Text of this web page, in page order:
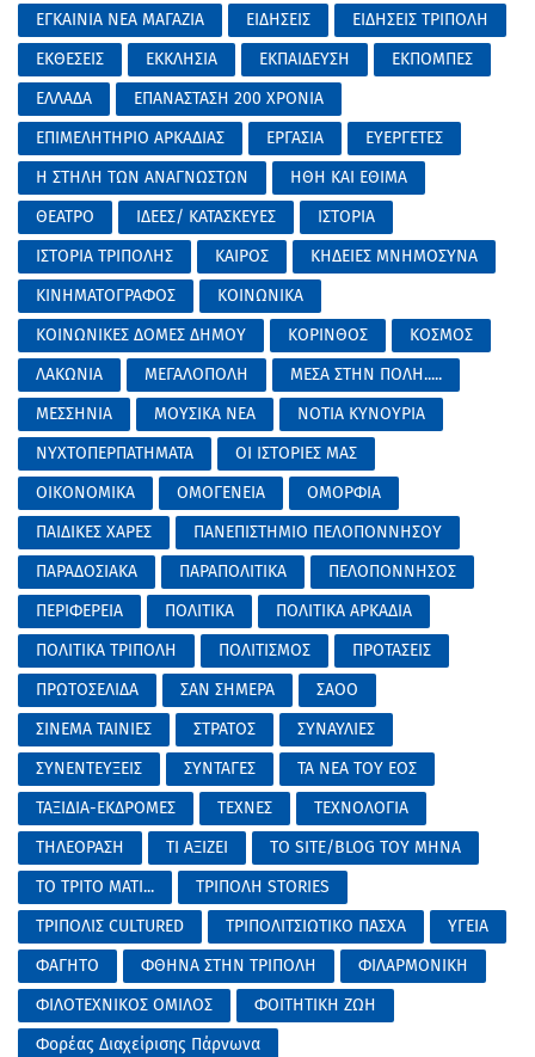
ΕΓΚΑΙΝΙΑ ΝΕΑ ΜΑΓΑΖΙΑ
ΕΙΔΗΣΕΙΣ
ΕΙΔΗΣΕΙΣ ΤΡΙΠΟΛΗ
ΕΚΘΕΣΕΙΣ
ΕΚΚΛΗΣΙΑ ΕΚΠΑΙΔΕΥΣΗ
ΕΚΠΟΜΠΕΣ
ΕΛΛΑΔΑ
ΕΠΑΝΑΣΤΑΣΗ 200 ΧΡΟΝΙΑ
ΕΠΙΜΕΛΗΤΗΡΙΟ ΑΡΚΑΔΙΑΣ
ΕΡΓΑΣΙΑ
ΕΥΕΡΓΕΤΕΣ
Η ΣΤΗΛΗ ΤΩΝ ΑΝΑΓΝΩΣΤΩΝ
ΗΘΗ ΚΑΙ ΕΘΙΜΑ
ΘΕΑΤΡΟ
ΙΔΕΕΣ/ ΚΑΤΑΣΚΕΥΕΣ
ΙΣΤΟΡΙΑ
ΙΣΤΟΡΙΑ ΤΡΙΠΟΛΗΣ
ΚΑΙΡΟΣ
ΚΗΔΕΙΕΣ ΜΝΗΜΟΣΥΝΑ
ΚΙΝΗΜΑΤΟΓΡΑΦΟΣ
ΚΟΙΝΩΝΙΚΑ
ΚΟΙΝΩΝΙΚΕΣ ΔΟΜΕΣ ΔΗΜΟΥ
ΚΟΡΙΝΘΟΣ
ΚΟΣΜΟΣ
ΛΑΚΩΝΙΑ
ΜΕΓΑΛΟΠΟΛΗ
ΜΕΣΑ ΣΤΗΝ ΠΟΛΗ.....
ΜΕΣΣΗΝΙΑ
ΜΟΥΣΙΚΑ ΝΕΑ
ΝΟΤΙΑ ΚΥΝΟΥΡΙΑ
ΝΥΧΤΟΠΕΡΠΑΤΗΜΑΤΑ
ΟΙ ΙΣΤΟΡΙΕΣ ΜΑΣ
ΟΙΚΟΝΟΜΙΚΑ
ΟΜΟΓΕΝΕΙΑ
ΟΜΟΡΦΙΑ
ΠΑΙΔΙΚΕΣ ΧΑΡΕΣ
ΠΑΝΕΠΙΣΤΗΜΙΟ ΠΕΛΟΠΟΝΝΗΣΟΥ
ΠΑΡΑΔΟΣΙΑΚΑ
ΠΑΡΑΠΟΛΙΤΙΚΑ
ΠΕΛΟΠΟΝΝΗΣΟΣ
ΠΕΡΙΦΕΡΕΙΑ
ΠΟΛΙΤΙΚΑ
ΠΟΛΙΤΙΚΑ ΑΡΚΑΔΙΑ
ΠΟΛΙΤΙΚΑ ΤΡΙΠΟΛΗ
ΠΟΛΙΤΙΣΜΟΣ
ΠΡΟΤΑΣΕΙΣ
ΠΡΩΤΟΣΕΛΙΔΑ
ΣΑΝ ΣΗΜΕΡΑ
ΣΑΟΟ
ΣΙΝΕΜΑ ΤΑΙΝΙΕΣ
ΣΤΡΑΤΟΣ
ΣΥΝΑΥΛΙΕΣ
ΣΥΝΕΝΤΕΥΞΕΙΣ
ΣΥΝΤΑΓΕΣ
ΤΑ ΝΕΑ ΤΟΥ ΕΟΣ
ΤΑΞΙΔΙΑ-ΕΚΔΡΟΜΕΣ
ΤΕΧΝΕΣ
ΤΕΧΝΟΛΟΓΙΑ
ΤΗΛΕΟΡΑΣΗ
ΤΙ ΑΞΙΖΕΙ
ΤΟ SITE/BLOG ΤΟΥ ΜΗΝΑ
ΤΟ ΤΡΙΤΟ ΜΑΤΙ...
ΤΡΙΠΟΛΗ STORIES
ΤΡΙΠΟΛΙΣ CULTURED
ΤΡΙΠΟΛΙΤΣΙΩΤΙΚΟ ΠΑΣΧΑ
ΥΓΕΙΑ
ΦΑΓΗΤΟ
ΦΘΗΝΑ ΣΤΗΝ ΤΡΙΠΟΛΗ
ΦΙΛΑΡΜΟΝΙΚΗ
ΦΙΛΟΤΕΧΝΙΚΟΣ ΟΜΙΛΟΣ
ΦΟΙΤΗΤΙΚΗ ΖΩΗ
Φορέας Διαχείρισης Πάρνωνα